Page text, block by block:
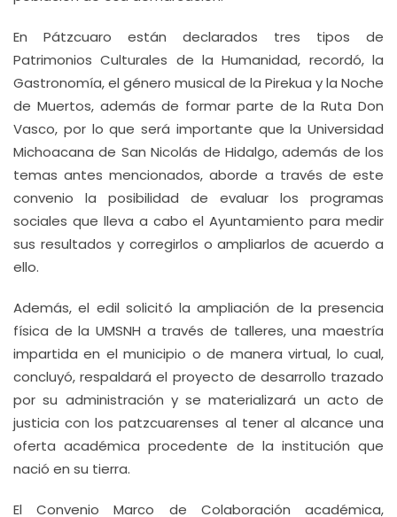
En Pátzcuaro están declarados tres tipos de
Patrimonios Culturales de la Humanidad, recordó, la
Gastronomía, el género musical de la Pirekua y la Noche
de Muertos, además de formar parte de la Ruta Don
Vasco, por lo que será importante que la Universidad
Michoacana de San Nicolás de Hidalgo, además de los
temas antes mencionados, aborde a través de este
convenio la posibilidad de evaluar los programas
sociales que lleva a cabo el Ayuntamiento para medir
sus resultados y corregirlos o ampliarlos de acuerdo a
ello.
Además, el edil solicitó la ampliación de la presencia
física de la UMSNH a través de talleres, una maestría
impartida en el municipio o de manera virtual, lo cual,
concluyó, respaldará el proyecto de desarrollo trazado
por su administración y se materializará un acto de
justicia con los patzcuarenses al tener al alcance una
oferta académica procedente de la institución que
nació en su tierra.
El Convenio Marco de Colaboración académica,